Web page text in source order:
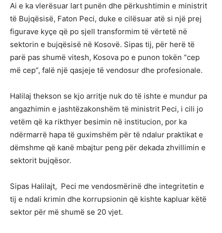
Ai e ka vlerësuar lart punën dhe përkushtimin e ministrit
të Bujqësisë, Faton Peci, duke e cilësuar atë si një prej
figurave kyçe që po sjell transformim të vërtetë në
sektorin e bujqësisë në Kosovë. Sipas tij, për herë të
parë pas shumë vitesh, Kosova po e punon tokën “cep
më cep”, falë një qasjeje të vendosur dhe profesionale.
Halilaj thekson se kjo arritje nuk do të ishte e mundur pa
angazhimin e jashtëzakonshëm të ministrit Peci, i cili jo
vetëm që ka rikthyer besimin në institucion, por ka
ndërmarrë hapa të guximshëm për të ndalur praktikat e
dëmshme që kanë mbajtur peng për dekada zhvillimin e
sektorit bujqësor.
Sipas Halilajt, Peci me vendosmërinë dhe integritetin e
tij e ndali krimin dhe korrupsionin që kishte kapluar këtë
sektor për më shumë se 20 vjet.